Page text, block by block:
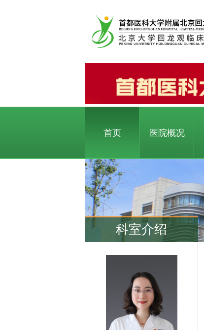
首页 医院概况
科室介绍